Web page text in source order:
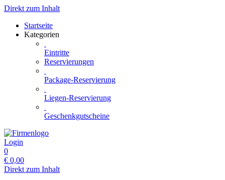
Direkt zum Inhalt
Startseite
Kategorien
Eintritte
Reservierungen
Package-Reservierung
Liegen-Reservierung
Geschenkgutscheine
Login
0
€ 0,00
Direkt zum Inhalt